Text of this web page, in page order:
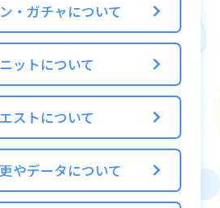
値+3上昇
」・・・1個使用すると限
値+10上昇
時は、「拡張した分」は
界突破分だけをリセット
い方
・ガチャについて
ットについて
ストについて
やデータについて